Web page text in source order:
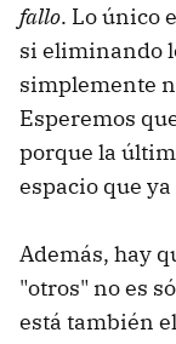
fallo. Lo único
si eliminando
simplemente
Esperemos
porque la
espacio que
Además, hay
"otros" no es
está también